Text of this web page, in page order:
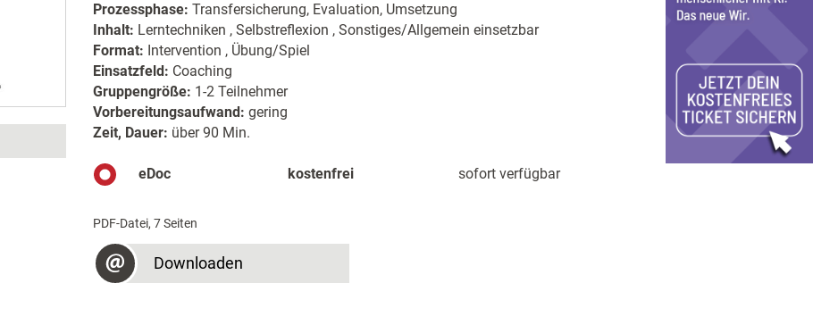
Prozessphase: Transfersicherung, Evaluation, Umsetzung
Inhalt: Lerntechniken , Selbstreflexion , Sonstiges/Allgemein einsetzbar
Format: Intervention , Übung/Spiel
Einsatzfeld: Coaching
Gruppengröße: 1-2 Teilnehmer
Vorbereitungsaufwand: gering
Zeit, Dauer: über 90 Min.
eDoc kostenfrei sofort verfügbar
PDF-Datei, 7 Seiten
Downloaden